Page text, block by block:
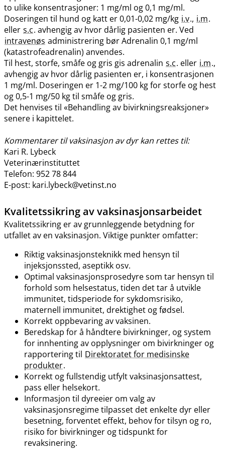
to ulike konsentrasjoner: 1 mg/ml og 0,1 mg​/​ml.
Doseringen til hund og katt er 0,01-0,02 mg/kg i.v., i.m.
eller s.c. avhengig av hvor dårlig pasienten er. Ved
intravenøs administrering bør Adrenalin 0,1 mg/ml
(katastrofeadrenalin) anvendes.
Til hest, storfe, småfe og gris gis adrenalin s.c. eller i.m.,
avhengig av hvor dårlig pasienten er, i konsentrasjonen
1 mg​/​ml. Doseringen er 1-2 mg/100 kg for storfe og hest
og 0,5-1 mg/50 kg til småfe og gris.
Det henvises til «Behandling av bivirkningsreaksjoner»
senere i kapittelet.
Kommentarer til vaksinasjon av dyr kan rettes til:
Kari R. Lybeck
Veterinærinstituttet
Telefon: 952 78 844
E-post: kari.lybeck@vetinst.no
Kvalitetssikring av vaksinasjonsarbeidet
Kvalitetssikring er av grunnleggende betydning for
utfallet av en vaksinasjon. Viktige punkter omfatter:
Riktig vaksinasjonsteknikk med hensyn til
injeksjonssted, aseptikk osv.
Optimal vaksinasjonsprosedyre som tar hensyn til
forhold som helsestatus, tiden det tar å utvikle
immunitet, tidsperiode for sykdomsrisiko,
maternell immunitet, drektighet og fødsel.
Korrekt oppbevaring av vaksinen.
Beredskap for å håndtere bivirkninger, og system
for innhenting av opplysninger om bivirkninger og
rapportering til Direktoratet for medisinske
produkter.
Korrekt og fullstendig utfylt vaksinasjonsattest,
pass eller helsekort.
Informasjon til dyreeier om valg av
vaksinasjonsregime tilpasset det enkelte dyr eller
besetning, forventet effekt, behov for tilsyn og ro,
risiko for bivirkninger og tidspunkt for
revaksinering.